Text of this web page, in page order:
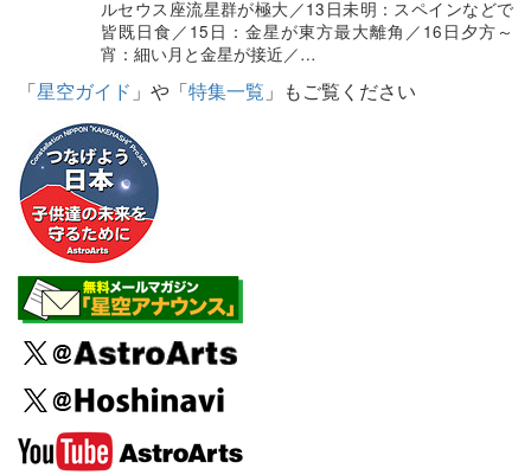
ルセウス座流星群が極大／13日未明：スペインなどで
皆既日食／15日：金星が東方最大離角／16日夕方～
宵：細い月と金星が接近／…
「星空ガイド 」や「特集一覧 」もご覧ください